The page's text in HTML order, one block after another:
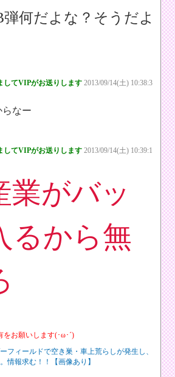
何だよな？そうだよ
してVIPがお送りします 2013/09/14(土) 10:38:3
なー
してVIPがお送りします 2013/09/14(土) 10:39:1
業がバッ
るから無
をお願いします(･ω･´)
フィールドで空き巣・車上荒らしが発生し、
情報求む！！【画像あり】